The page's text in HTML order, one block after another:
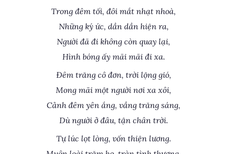
Trong đêm tối, đôi mắt nhạt nhoà,
Những ký ức, dần dần hiện ra,
Người đã đi không còn quay lại,
Hình bóng ấy mãi mãi đi xa.
Đêm trăng cô đơn, trời lộng gió,
Mong mãi một người nơi xa xôi,
Cảnh đêm yên ắng, vầng trăng sáng,
Dù người ở đâu, tận chân trời.
Tự lúc lọt lòng, vốn thiện lương.